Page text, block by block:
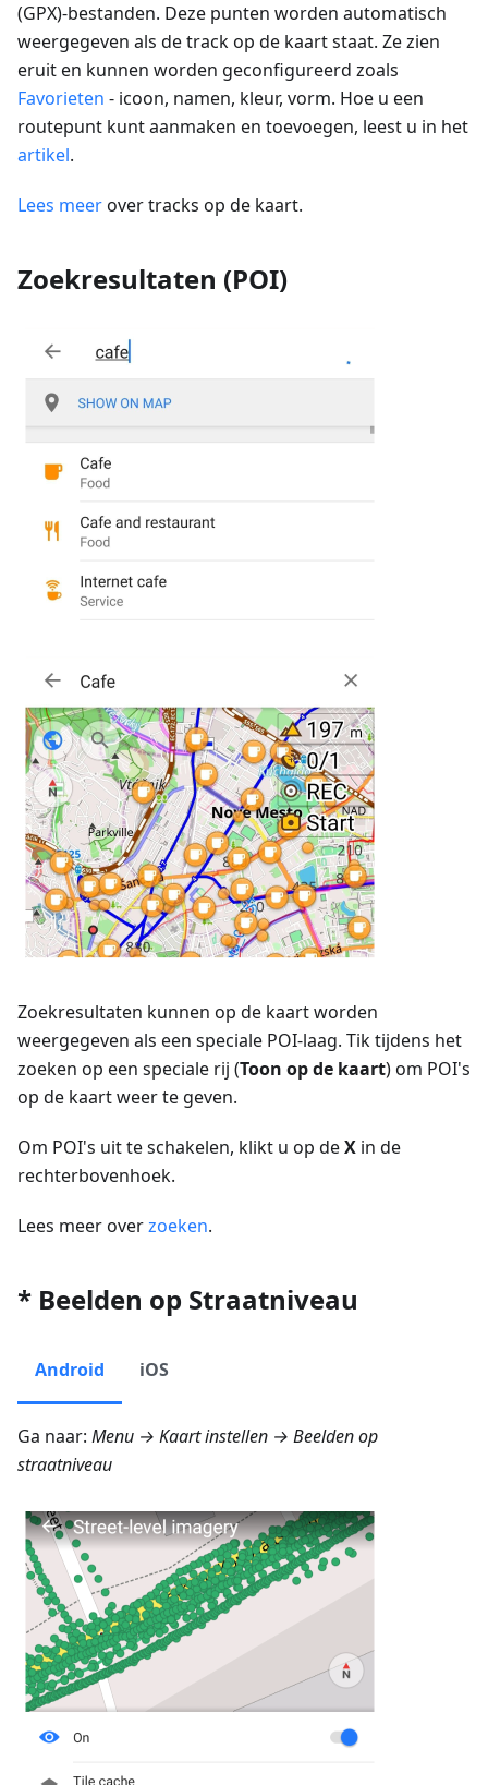
(GPX)-bestanden. Deze punten worden automatisch
weergegeven als de track op de kaart staat. Ze zien
eruit en kunnen worden geconfigureerd zoals
Favorieten - icoon, namen, kleur, vorm. Hoe u een
routepunt kunt aanmaken en toevoegen, leest u in het
artikel.
Lees meerover tracks op de kaart.
Zoekresultaten (POI)
Zoekresultaten kunnen op de kaart worden
weergegeven als een speciale POI-laag. Tik tijdens het
zoeken op een speciale rij (Toon op de kaart) om POI's
op de kaart weer te geven.
Om POI's uit te schakelen, klikt u op deX in de
rechterbovenhoek.
Lees meer overzoeken.
* Beelden op Straatniveau
Android iOS
Ga naar: Menu → Kaart instellen → Beelden op
straatniveau